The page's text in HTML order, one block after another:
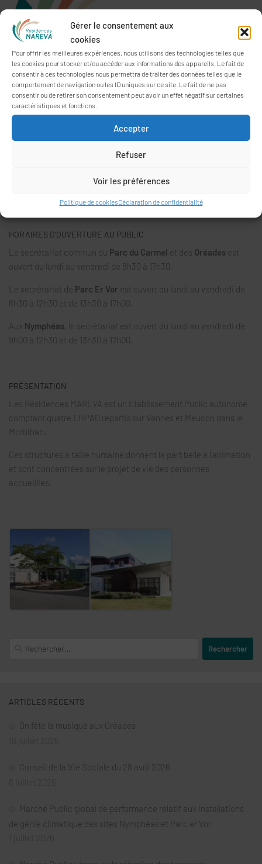
Gérer le consentement aux
cookies
Pour offrir les meilleures expériences, nous utilisons des technologies telles que
les cookies pour stocker et/ou accéder aux informations des appareils. Le fait de
consentir à ces technologies nous permettra de traiter des données telles que le
comportement de navigation ou les ID uniques sur ce site. Le fait de ne pas
consentir ou de retirer son consentement peut avoir un effet négatif sur certaines
caractéristiques et fonctions.
Accepter
Refuser
Voir les préférences
Politique de cookiesDéclaration de confidentialité
accueil@residences-mareva.fr
HORAIRES D’OUVERTURE AU PUBLIC
Le secrétariat commun du Parc du Carmel et des Oréades est
ouvert du lundi au vendredi de 8h30 à 17h30.
Le secrétariat de Parc Er Vor est ouvert du lundi au vendredi de
8h30 à 12h30 et de 13h30 à 17h00.
Aux Nymphéas , le secrétariat est ouvert du lundi au vendredi de
9h00 à 12h30 et de 13h30 à 17h00.
PRÉSENTATION
Les Résidences MAREVA est un Établissement Public autonome
comptant quatre EHPAD répartis sur Vannes et Meucon dans le
Morbihan.
Ces structures à taille humaine donnent la part belle à l’animation
et sont concentrées sur le projet de vie des personnes
accueillies.
Rechercher :
ARTICLES RÉCENTS
On fête la musique aux Oréades
Conseil de la Vie Sociale du 28 avril 2026
Marché Public global de performance relatif aux installations
de génie climatique des sites Nymphéas et Parc er Vor